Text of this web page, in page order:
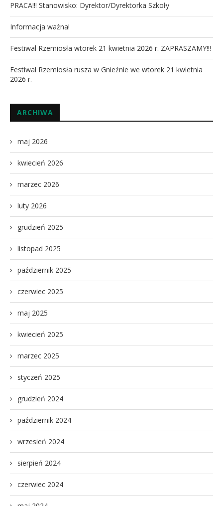
PRACA!!! Stanowisko: Dyrektor/Dyrektorka Szkoły
Informacja ważna!
Festiwal Rzemiosła wtorek 21 kwietnia 2026 r. ZAPRASZAMY!!!
Festiwal Rzemiosła rusza w Gnieźnie we wtorek 21 kwietnia
2026 r.
ARCHIWA
maj 2026
kwiecień 2026
marzec 2026
luty 2026
grudzień 2025
listopad 2025
październik 2025
czerwiec 2025
maj 2025
kwiecień 2025
marzec 2025
styczeń 2025
grudzień 2024
październik 2024
wrzesień 2024
sierpień 2024
czerwiec 2024